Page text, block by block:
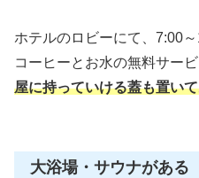
ホテルのロビーにて、7:00
コーヒーとお水の無料サー
屋に持っていける蓋も置い
大浴場・サウナがある